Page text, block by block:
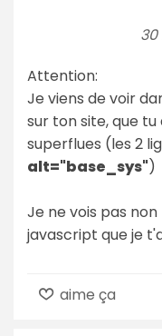
30
Attention:
Je viens de voir
sur ton site, que
superflues (les 2
alt="base_sys")
Je ne vois pas
javascript que je
aime ça